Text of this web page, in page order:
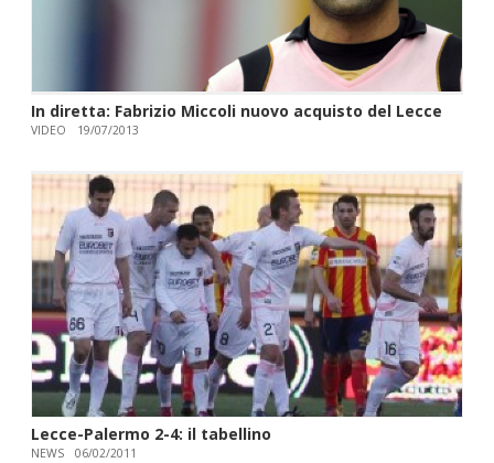
In diretta: Fabrizio Miccoli nuovo acquisto del Lecce
VIDEO 19/07/2013
Lecce-Palermo 2-4: il tabellino
NEWS 06/02/2011